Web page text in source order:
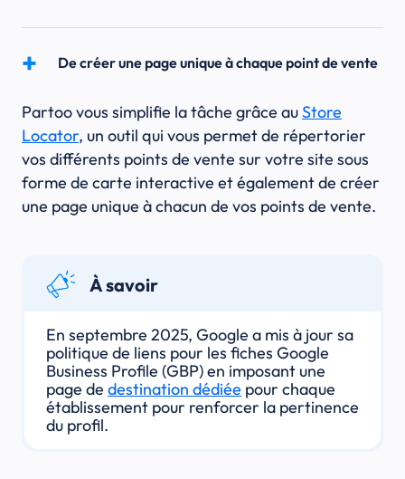
De créer une page unique à chaque point de vente
Partoo vous simplifie la tâche grâce auStore
Locator, un outil qui vous permet de répertorier
vos différents points de vente sur votre site sous
forme de carte interactive et également de créer
une page unique à chacun de vos points de vente.
À savoir
En septembre 2025, Google a mis à jour sa
politique de liens pour les fiches Google
Business Profile (GBP) en imposant une
page de destination dédiée pour chaque
établissement pour renforcer la pertinence
du profil.